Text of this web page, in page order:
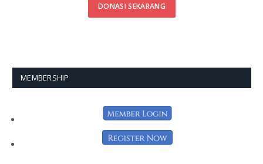
DONASI SEKARANG
MEMBERSHIP